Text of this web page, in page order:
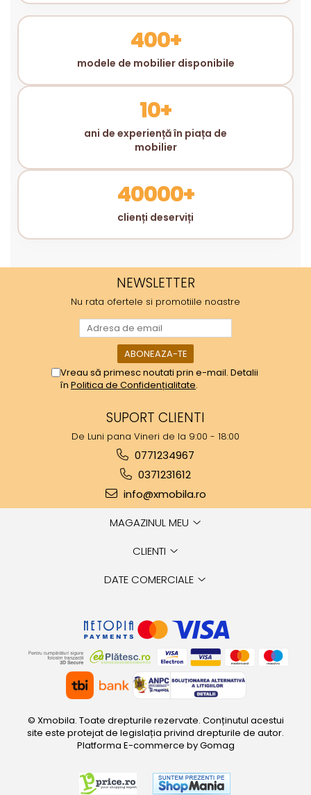
400+
modele de mobilier disponibile
10+
ani de experiență în piața de
mobilier
40000+
clienți deserviți
NEWSLETTER
Nu rata ofertele si promotiile noastre
Vreau să primesc noutati prin e-mail. Detalii
în Politica de Confidențialitate.
SUPORT CLIENTI
De Luni pana Vineri de la 9:00 - 18:00
0771234967
0371231612
info@xmobila.ro
MAGAZINUL MEU
CLIENTI
DATE COMERCIALE
© Xmobila. Toate drepturile rezervate. Conținutul acestui
site este protejat de legislația privind drepturile de autor.
Platforma E-commerce by Gomag